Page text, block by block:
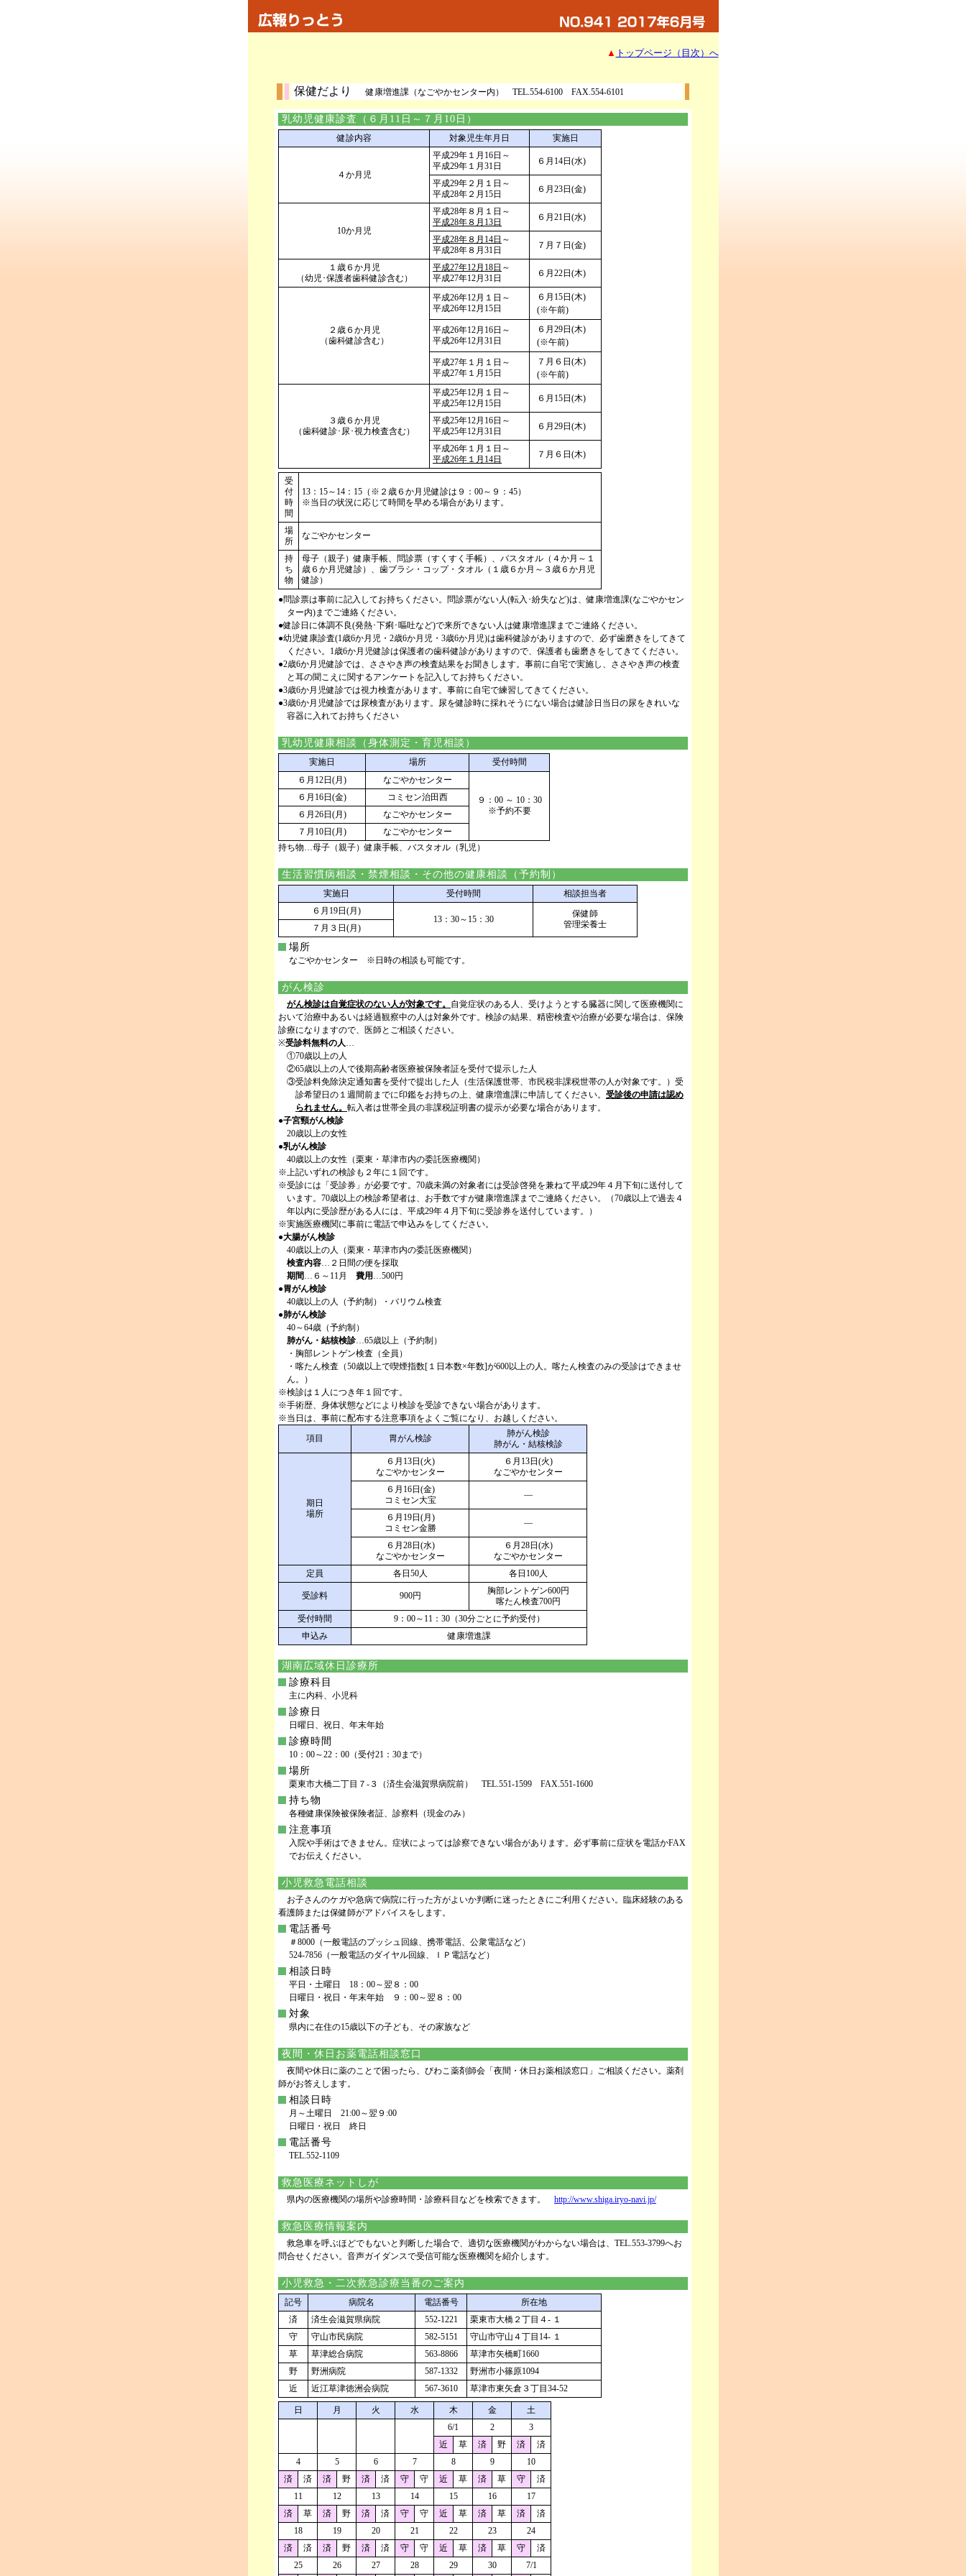
▲ トップページ（目次）へ
保健だより健康増進課（なごやかセンター内） TEL.554-6100 FAX.554-6101
乳幼児健康診査（６月11日～７月10日）
健診内容 対象児生年月日 実施日
４か月児
平成29年１月16日～
平成29年１月31日
６月14日(水)
平成29年２月１日～
平成28年２月15日
６月23日(金)
10か月児
平成28年８月１日～
平成28年８月13日
６月21日(水)
平成28年８月14日 ～
平成28年８月31日
７月７日(金)
１歳６か月児
（幼児･保護者歯科健診含む）
平成27年12月18日 ～
平成27年12月31日
６月22日(木)
２歳６か月児
（歯科健診含む）
平成26年12月１日～
平成26年12月15日
６月15日(木)
(※午前)
平成26年12月16日～
平成26年12月31日
６月29日(木)
(※午前)
平成27年１月１日～
平成27年１月15日
７月６日(木)
(※午前)
３歳６か月児
（歯科健診･尿･視力検査含む）
平成25年12月１日～
平成25年12月15日
６月15日(木)
平成25年12月16日～
平成25年12月31日
６月29日(木)
平成26年１月１日～
平成26年１月14日
７月６日(木)
受
付
時
間
13：15～14：15（※２歳６か月児健診は９：00～９：45）
※当日の状況に応じて時間を早める場合があります。
場
所
なごやかセンター
持
ち
物
母子（親子）健康手帳、問診票（すくすく手帳）、バスタオル（４か月～１
歳６か月児健診）、歯ブラシ・コップ・タオル（１歳６か月～３歳６か月児
健診）
●問診票は事前に記入してお持ちください。問診票がない人(転入･紛失など)は、健康増進課(なごやかセン
ター内)までご連絡ください。
●健診日に体調不良(発熱･下痢･嘔吐など)で来所できない人は健康増進課までご連絡ください。
●幼児健康診査(1歳6か月児・2歳6か月児・3歳6か月児)は歯科健診がありますので、必ず歯磨きをしてきて
ください。1歳6か月児健診は保護者の歯科健診がありますので、保護者も歯磨きをしてきてください。
●2歳6か月児健診では、ささやき声の検査結果をお聞きします。事前に自宅で実施し、ささやき声の検査
と耳の聞こえに関するアンケートを記入してお持ちください。
●3歳6か月児健診では視力検査があります。事前に自宅で練習してきてください。
●3歳6か月児健診では尿検査があります。尿を健診時に採れそうにない場合は健診日当日の尿をきれいな
容器に入れてお持ちください
乳幼児健康相談（身体測定・育児相談）
実施日 場所
受付時間
６月12日(月)
なごやかセンター
９：00 ～ 10：30
※予約不要
６月16日(金)
コミセン治田西
６月26日(月)
なごやかセンター
７月10日(月)
なごやかセンター
持ち物…母子（親子）健康手帳、バスタオル（乳児）
生活習慣病相談・禁煙相談・その他の健康相談（予約制）
実施日 受付時間
相談担当者
６月19日(月)
13：30～15：30
保健師
管理栄養士
７月３日(月)
場所
なごやかセンター ※日時の相談も可能です。
がん検診
がん検診は自覚症状のない人が対象です。 自覚症状のある人、受けようとする臓器に関して医療機関に
おいて治療中あるいは経過観察中の人は対象外です。検診の結果、精密検査や治療が必要な場合は、保険
診療になりますので、医師とご相談ください。
※受診料無料の人…
①70歳以上の人
②65歳以上の人で後期高齢者医療被保険者証を受付で提示した人
③受診料免除決定通知書を受付で提出した人（生活保護世帯、市民税非課税世帯の人が対象です。）受
診希望日の１週間前までに印鑑をお持ちの上、健康増進課に申請してください。 受診後の申請は認め
られません。 転入者は世帯全員の非課税証明書の提示が必要な場合があります。
●子宮頸がん検診
20歳以上の女性
●乳がん検診
40歳以上の女性（栗東・草津市内の委託医療機関）
※上記いずれの検診も２年に１回です。
※受診には「受診券」が必要です。70歳未満の対象者には受診啓発を兼ねて平成29年４月下旬に送付して
います。70歳以上の検診希望者は、お手数ですが健康増進課までご連絡ください。（70歳以上で過去４
年以内に受診歴がある人には、平成29年４月下旬に受診券を送付しています。）
※実施医療機関に事前に電話で申込みをしてください。
●大腸がん検診
40歳以上の人（栗東・草津市内の委託医療機関）
検査内容…２日間の便を採取
期間…６～11月 費用 …500円
●胃がん検診
40歳以上の人（予約制）・バリウム検査
●肺がん検診
40～64歳（予約制）
肺がん・結核検診…65歳以上（予約制）
・胸部レントゲン検査（全員）
・喀たん検査（50歳以上で喫煙指数[１日本数×年数]が600以上の人。喀たん検査のみの受診はできませ
ん。）
※検診は１人につき年１回です。
※手術歴、身体状態などにより検診を受診できない場合があります。
※当日は、事前に配布する注意事項をよくご覧になり、お越しください。
項目
胃がん検診
肺がん検診
肺がん・結核検診
期日
場所
６月13日(火)
なごやかセンター
６月13日(火)
なごやかセンター
６月16日(金)
コミセン大宝
―
６月19日(月)
コミセン金勝
―
６月28日(水)
なごやかセンター
６月28日(水)
なごやかセンター
定員
各日50人 各日100人
受診料 900円
胸部レントゲン600円
喀たん検査700円
受付時間
9：00～11：30（30分ごとに予約受付）
申込み
健康増進課
湖南広域休日診療所
診療科目
主に内科、小児科
診療日
日曜日、祝日、年末年始
診療時間
10：00～22：00（受付21：30まで）
場所
栗東市大橋二丁目７-３（済生会滋賀県病院前） TEL.551-1599 FAX.551-1600
持ち物
各種健康保険被保険者証、診察料（現金のみ）
注意事項
入院や手術はできません。症状によっては診察できない場合があります。必ず事前に症状を電話かFAX
でお伝えください。
小児救急電話相談
お子さんのケガや急病で病院に行った方がよいか判断に迷ったときにご利用ください。臨床経験のある
看護師または保健師がアドバイスをします。
電話番号
＃8000（一般電話のプッシュ回線、携帯電話、公衆電話など）
524-7856（一般電話のダイヤル回線、ＩＰ電話など）
相談日時
平日・土曜日 18：00～翌８：00
日曜日・祝日・年末年始 ９：00～翌８：00
対象
県内に在住の15歳以下の子ども、その家族など
夜間・休日お薬電話相談窓口
夜間や休日に薬のことで困ったら、びわこ薬剤師会「夜間・休日お薬相談窓口」ご相談ください。薬剤
師がお答えします。
相談日時
月～土曜日 21:00～翌９:00
日曜日・祝日 終日
電話番号
TEL.552-1109
救急医療ネットしが
県内の医療機関の場所や診療時間・診療科目などを検索できます。 http://www.shiga.iryo-navi.jp/
救急医療情報案内
救急車を呼ぶほどでもないと判断した場合で、適切な医療機関がわからない場合は、TEL.553-3799へお
問合せください。音声ガイダンスで受信可能な医療機関を紹介します。
小児救急・二次救急診療当番のご案内
記号 病院名 電話番号
所在地
済
済生会滋賀県病院 552-1221
栗東市大橋２丁目４- １
守
守山市民病院 582-5151
守山市守山４丁目14- １
草
草津総合病院 563-8866
草津市矢橋町1660
野
野洲病院 587-1332
野洲市小篠原1094
近
近江草津徳洲会病院 567-3610 草津市東矢倉３丁目34-52
日 月 火 水 木 金
土
6/1
2
3
近
草 済 野 済
済
4
5 6 7 8 9
10
済
済 済 野 済 済 守 守 近 草 済 草 守
済
11
12 13 14 15 16
17
済
草 済 野 済 済 守 守 近 草 済 草 済
済
18
19 20 21 22 23
24
済
済 済 野 済 済 守 守 近 草 済 草 守
済
25
26 27 28 29 30 7/1